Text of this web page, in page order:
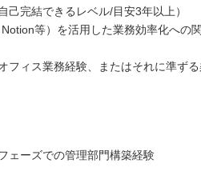
完結できるレベル/目安3年以上）
等）を活用した業務効率化への
フィス業務経験、またはそれに準ず
ェーズでの管理部門構築経験